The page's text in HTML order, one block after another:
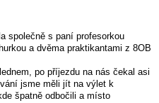
společně s paní profesorkou
a dvěma praktikantami z 8OB
po příjezdu na nás čekal asi
jsme měli jít na výlet k
špatně odbočili a místo